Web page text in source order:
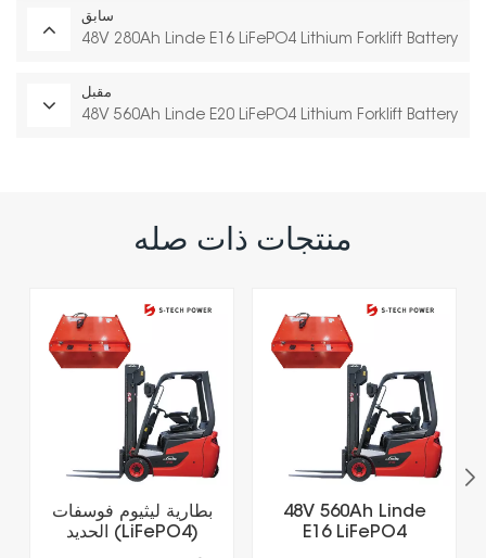
سابق
48V 280Ah Linde E16 LiFePO4 Lithium Forklift Battery
مقبل
48V 560Ah Linde E20 LiFePO4 Lithium Forklift Battery
منتجات ذات صله
بطارية ليثيوم فوسفات
الحديد (LiFePO4)
سريعة الشحن، تدوم
48V 560Ah Linde
E16 LiFePO4